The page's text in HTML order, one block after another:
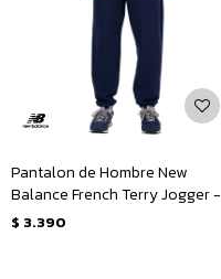
Pantalon de Hombre New
Balance French Terry Jogger -
Azul - Marino
$ 3.390